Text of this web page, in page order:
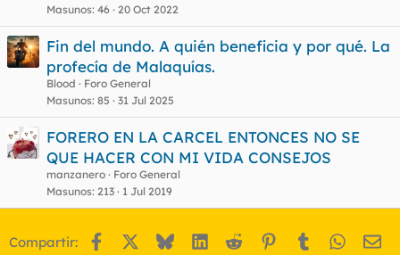
Masunos 46 20 Oct 2022
Fin del mundo. A quién beneficia y por qué. La
profecía de Malaquías.
Blood
Foro General
Masunos 85 31 Jul 2025
FORERO EN LA CARCEL ENTONCES NO SE
QUE HACER CON MI VIDA CONSEJOS
manzanero
Foro General
Masunos 213 1 Jul 2019
Compartir: Facebook BlueskyLinkedIn
Reddit Pinterest
Tumblr